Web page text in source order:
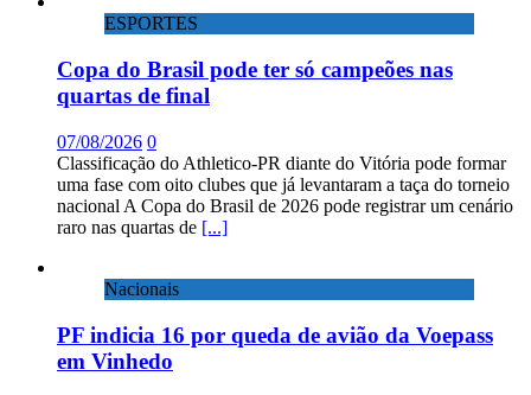
ESPORTES
Copa do Brasil pode ter só campeões nas
quartas de final
07/08/2026 0
Classificação do Athletico-PR diante do Vitória pode formar
uma fase com oito clubes que já levantaram a taça do torneio
nacional A Copa do Brasil de 2026 pode registrar um cenário
raro nas quartas de [...]
Nacionais
PF indicia 16 por queda de avião da Voepass
em Vinhedo